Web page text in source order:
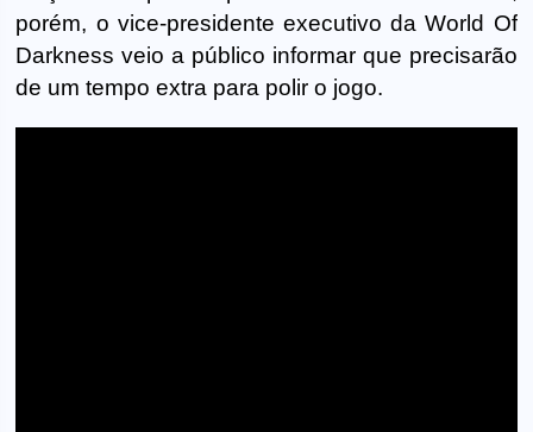
porém, o vice-presidente executivo da World Of
Darkness veio a público informar que precisarão
de um tempo extra para polir o jogo.